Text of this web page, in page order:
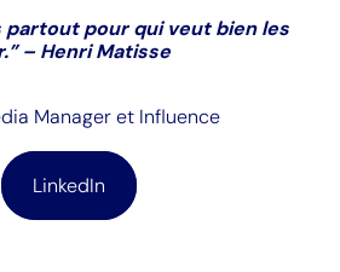
partout pour qui veut bien les
– Henri Matisse
Manager et Influence
LinkedIn